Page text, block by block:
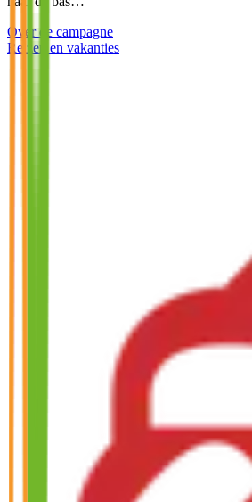
Over de campagne
Reizen en vakanties